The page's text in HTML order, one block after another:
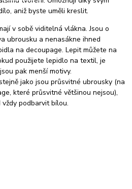
aniž byste uměli kreslit.
v sobě viditelná vlákna. Jsou o
ubrousku a nenasákne ihned
na decoupage. Lepit můžete na
použijete lepidlo na textil, je
pak menší motivy.
jako jsou průsvitné ubrousky (na
které průsvitné většinou nejsou),
podbarvit bílou.